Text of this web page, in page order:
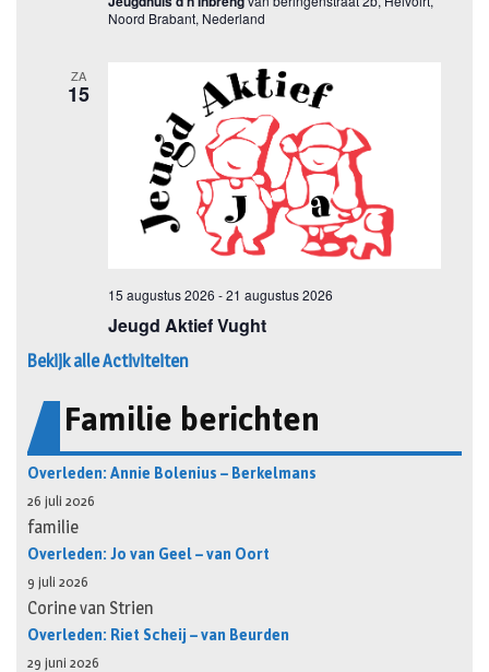
Bekijk alle Activiteiten
Familie berichten
Overleden: Annie Bolenius – Berkelmans
26 juli 2026
familie
Overleden: Jo van Geel – van Oort
9 juli 2026
Corine van Strien
Overleden: Riet Scheij – van Beurden
29 juni 2026